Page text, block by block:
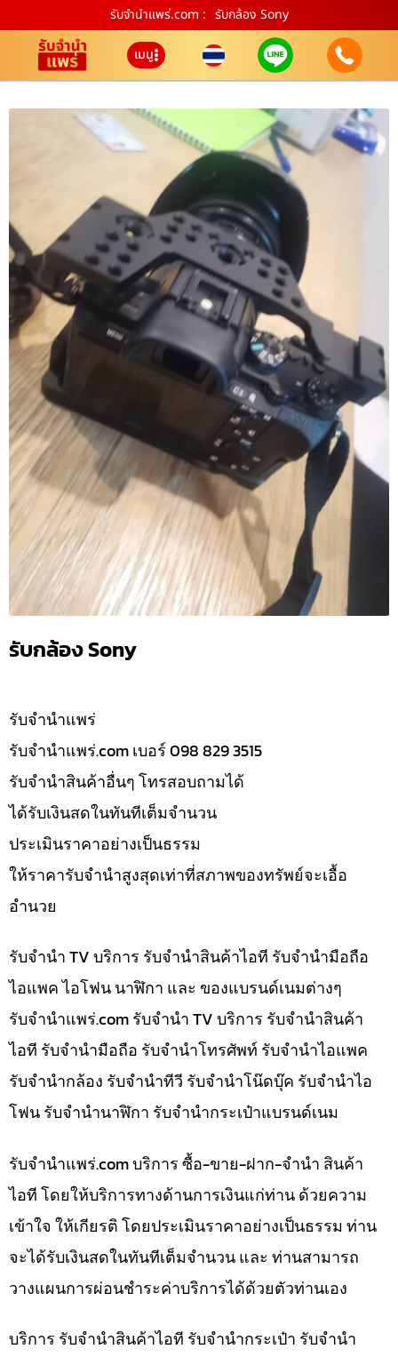
รับจํานําแพร่.com : รับกล้อง Sony
เมนู
รับกล้อง Sony
รับจํานำแพร่
รับจํานําแพร่.com เบอร์ 098 829 3515
รับจำนำสินค้าอื่นๆ โทรสอบถามได้
ได้รับเงินสดในทันทีเต็มจำนวน
ประเมินราคาอย่างเป็นธรรม
ให้ราคารับจำนำสูงสุดเท่าที่สภาพของทรัพย์จะเอื้อ
อำนวย
รับจำนำ TV บริการ รับจำนำสินค้าไอที รับจำนำมือถือ
ไอแพค ไอโฟน นาฬิกา และ ของแบรนด์เนมต่างๆ
รับจํานําแพร่.com รับจำนำ TV บริการ รับจำนำสินค้า
ไอที รับจำนำมือถือ รับจำนำโทรศัพท์ รับจำนำไอแพค
รับจำนำกล้อง รับจำนำทีวี รับจำนำโน๊ดบุ๊ค รับจำนำไอ
โฟน รับจำนำนาฬิกา รับจำนำกระเป๋าแบรนด์เนม
รับจํานําแพร่.com บริการ ซื้อ-ขาย-ฝาก-จำนำ สินค้า
ไอที โดยให้บริการทางด้านการเงินแก่ท่าน ด้วยความ
เข้าใจ ให้เกียรติ โดยประเมินราคาอย่างเป็นธรรม ท่าน
จะได้รับเงินสดในทันทีเต็มจำนวน และ ท่านสามารถ
วางแผนการผ่อนชำระค่าบริการได้ด้วยตัวท่านเอง
บริการ รับจำนำสินค้าไอที รับจำนำกระเป๋า รับจำนำ